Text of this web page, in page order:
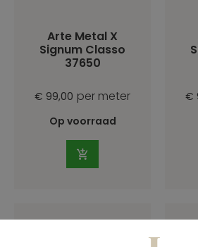
Arte Metal X
Signum Classo
37650
€ 99,00 per meter
Op voorraad
€